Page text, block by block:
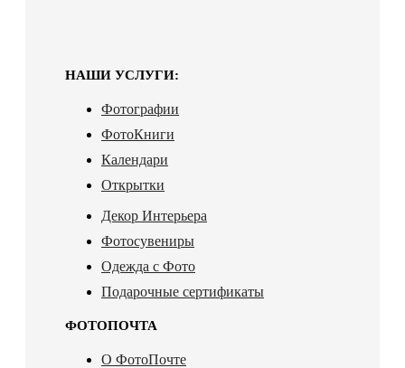
НАШИ УСЛУГИ:
Фотографии
ФотоКниги
Календари
Открытки
Декор Интерьера
Фотосувениры
Одежда с Фото
Подарочные сертификаты
ФОТОПОЧТА
О ФотоПочте